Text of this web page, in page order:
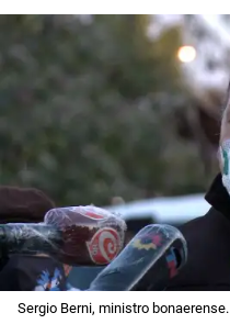
Sergio Berni, ministro bonaerense.